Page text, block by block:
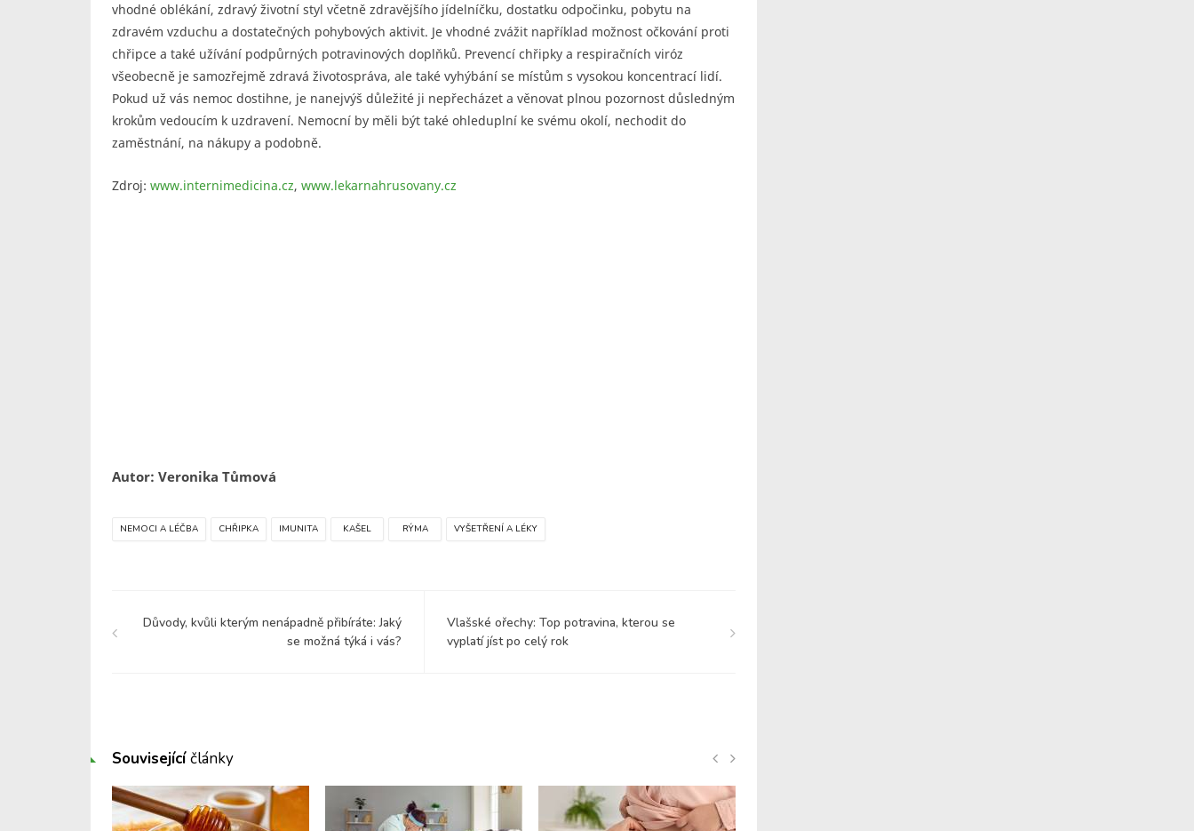
vhodné oblékání, zdravý životní styl včetně zdravějšího jídelníčku, dostatku odpočinku, pobytu na
zdravém vzduchu a dostatečných pohybových aktivit. Je vhodné zvážit například možnost očkování proti
chřipce a také užívání podpůrných potravinových doplňků. Prevencí chřipky a respiračních viróz
všeobecně je samozřejmě zdravá životospráva, ale také vyhýbání se místům s vysokou koncentrací lidí.
Pokud už vás nemoc dostihne, je nanejvýš důležité ji nepřecházet a věnovat plnou pozornost důsledným
krokům vedoucím k uzdravení. Nemocní by měli být také ohleduplní ke svému okolí, nechodit do
zaměstnání, na nákupy a podobně.
Zdroj: www.internimedicina.cz, www.lekarnahrusovany.cz
Autor: Veronika Tůmová
NEMOCI A LÉČBA CHŘIPKA IMUNITA KAŠEL RÝMA VYŠETŘENÍ A LÉKY
Důvody, kvůli kterým nenápadně přibíráte: Jaký
se možná týká i vás?
Vlašské ořechy: Top potravina, kterou se
vyplatí jíst po celý rok
Souvisejícíčlánky